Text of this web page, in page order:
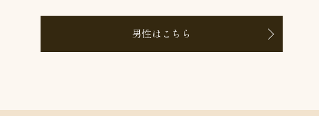
男性はこちら